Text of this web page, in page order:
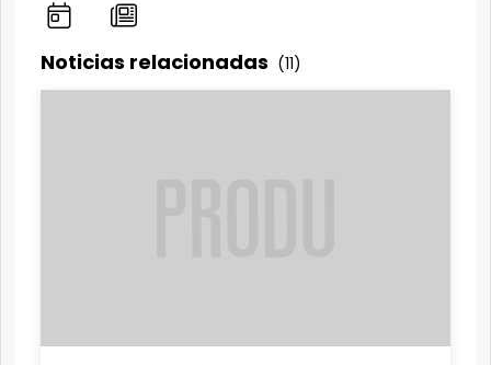
Noticias relacionadas (11)